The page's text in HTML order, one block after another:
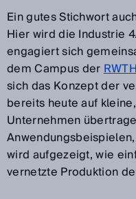
Ein gutes Stichwort
Hier wird die Industrie
engagiert sich
dem Campus der
sich das Konzept der
bereits heute auf
Unternehmen
wird aufgezeigt, wie
vernetzte Produktion